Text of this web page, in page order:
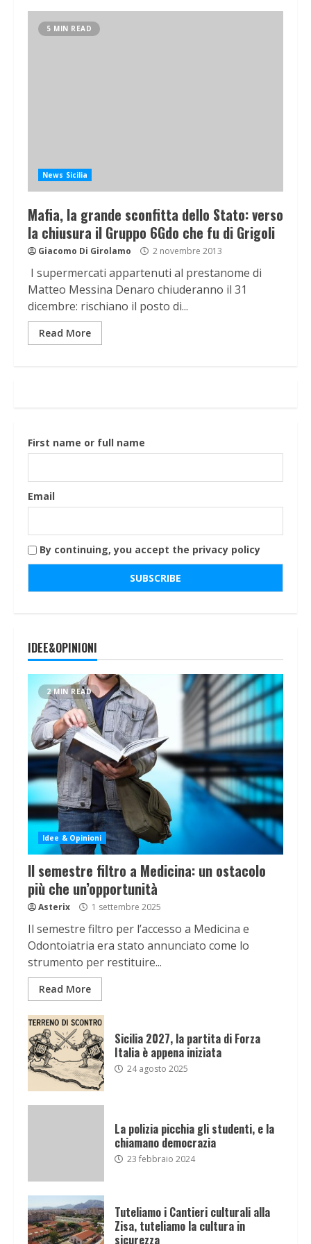
5 MIN READ
News Sicilia
Mafia, la grande sconfitta dello Stato: verso
la chiusura il Gruppo 6Gdo che fu di Grigoli
Giacomo Di Girolamo 2 novembre 2013
I supermercati appartenuti al prestanome di
Matteo Messina Denaro chiuderanno il 31
dicembre: rischiano il posto di...
Read More
First name or full name
Email
By continuing, you accept the privacy policy
IDEE&OPINIONI
2 MIN READ
Idee & Opinioni
Il semestre filtro a Medicina: un ostacolo
più che un’opportunità
Asterix 1 settembre 2025
Il semestre filtro per l’accesso a Medicina e
Odontoiatria era stato annunciato come lo
strumento per restituire...
Read More
Sicilia 2027, la partita di Forza
Italia è appena iniziata
24 agosto 2025
La polizia picchia gli studenti, e la
chiamano democrazia
23 febbraio 2024
Tuteliamo i Cantieri culturali alla
Zisa, tuteliamo la cultura in
sicurezza